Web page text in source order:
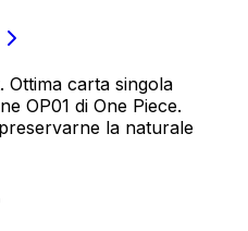
Ottima carta singola
OP01 di One Piece.
la naturale